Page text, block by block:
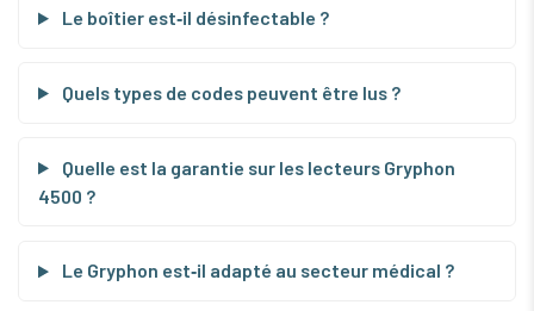
Le boîtier est‑il désinfectable ?
Quels types de codes peuvent être lus ?
Quelle est la garantie sur les lecteurs Gryphon
4500 ?
Le Gryphon est‑il adapté au secteur médical ?